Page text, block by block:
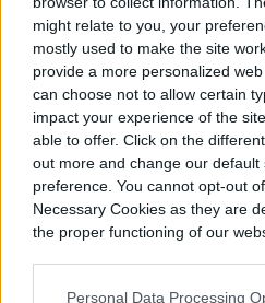
might relate to you, your
mostly used to make the site
provide a more personalized
can choose not to allow certain
impact your experience of the
able to offer. Click on the
out more and change our
preference. You cannot opt-out
Necessary Cookies as they are
the proper functioning of our
Personal Data Processing
Topics
Homepage
TENDENCIAS
Cómo activar